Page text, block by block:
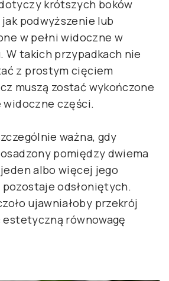
krótszych boków
podwyższenie lub
w pełni widoczne w
W takich przypadkach nie
z prostym cięciem
muszą zostać wykończone
widoczne części.
ważna, gdy
pomiędzy dwiema
albo więcej jego
odsłoniętych.
ujawniałoby przekrój
estetyczną równowagę